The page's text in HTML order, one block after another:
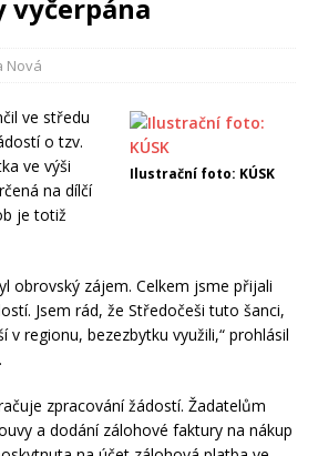
vyčerpána
Nová
Ilustrační foto: KÚSK
ve středu
o tzv.
ve výši
na dílčí
je totiž
obrovský zájem. Celkem jsme přijali
Jsem rád, že Středočeši tuto šanci,
v regionu, bezezbytku využili,“ prohlásil
zpracování žádostí. Žadatelům
a dodání zálohové faktury na nákup